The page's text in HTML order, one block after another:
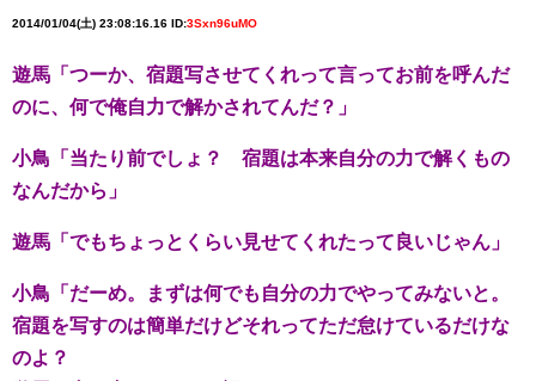
2014/01/04(土) 23:08:16.16 ID:3Sxn96uMO
遊馬「つーか、宿題写させてくれって言ってお前を呼んだ
のに、何で俺自力で解かされてんだ？」
小鳥「当たり前でしょ？ 宿題は本来自分の力で解くもの
なんだから」
遊馬「でもちょっとくらい見せてくれたって良いじゃん」
小鳥「だーめ。まずは何でも自分の力でやってみないと。
宿題を写すのは簡単だけどそれってただ怠けているだけな
のよ？